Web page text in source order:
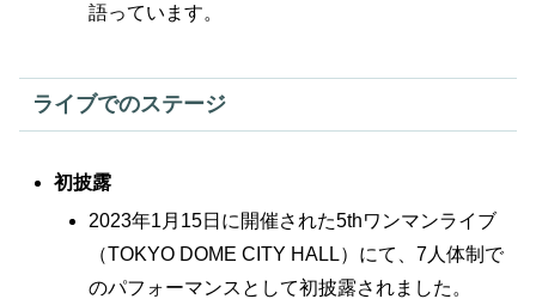
語っています。
ライブでのステージ
初披露
2023年1月15日に開催された5thワンマンライブ
（TOKYO DOME CITY HALL）にて、7人体制で
のパフォーマンスとして初披露されました。